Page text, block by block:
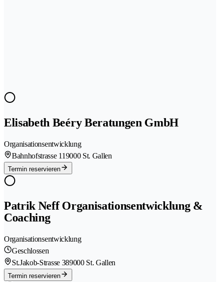
Elisabeth Beéry Beratungen GmbH
Organisationsentwicklung
Bahnhofstrasse 119000 St. Gallen
Termin reservieren
Patrik Neff Organisationsentwicklung &
Coaching
Organisationsentwicklung
Geschlossen
St.Jakob-Strasse 389000 St. Gallen
Termin reservieren